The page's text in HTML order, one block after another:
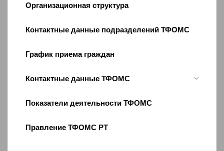
Организационная структура
Контактные данные подразделений ТФОМС
График приема граждан
Контактные данные ТФОМС
Показатели деятельности ТФОМС
Правление ТФОМС РТ